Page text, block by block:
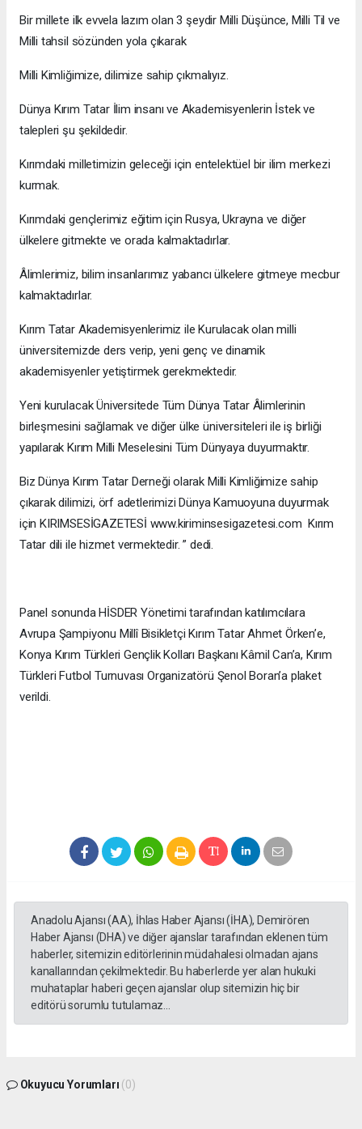
Bir millete ilk evvela lazım olan 3 şeydir Milli Düşünce, Milli Til ve
Milli tahsil sözünden yola çıkarak
Milli Kimliğimize, dilimize sahip çıkmalıyız.
Dünya Kırım Tatar İlim insanı ve Akademisyenlerin İstek ve
talepleri şu şekildedir.
Kırımdaki milletimizin geleceği için entelektüel bir ilim merkezi
kurmak.
Kırımdaki gençlerimiz eğitim için Rusya, Ukrayna ve diğer
ülkelere gitmekte ve orada kalmaktadırlar.
Âlimlerimiz, bilim insanlarımız yabancı ülkelere gitmeye mecbur
kalmaktadırlar.
Kırım Tatar Akademisyenlerimiz ile Kurulacak olan milli
üniversitemizde ders verip, yeni genç ve dinamik
akademisyenler yetiştirmek gerekmektedir.
Yeni kurulacak Üniversitede Tüm Dünya Tatar Âlimlerinin
birleşmesini sağlamak ve diğer ülke üniversiteleri ile iş birliği
yapılarak Kırım Milli Meselesini Tüm Dünyaya duyurmaktır.
Biz Dünya Kırım Tatar Derneği olarak Milli Kimliğimize sahip
çıkarak dilimizi, örf adetlerimizi Dünya Kamuoyuna duyurmak
için KIRIMSESİGAZETESİ www.kiriminsesigazetesi.com Kırım
Tatar dili ile hizmet vermektedir. ” dedi.
Panel sonunda HİSDER Yönetimi tarafından katılımcılara
Avrupa Şampiyonu Millî Bisikletçi Kırım Tatar Ahmet Örken’e,
Konya Kırım Türkleri Gençlik Kolları Başkanı Kâmil Can’a, Kırım
Türkleri Futbol Turnuvası Organizatörü Şenol Boran’a plaket
verildi.
Anadolu Ajansı (AA), İhlas Haber Ajansı (İHA), Demirören
Haber Ajansı (DHA) ve diğer ajanslar tarafından eklenen tüm
haberler, sitemizin editörlerinin müdahalesi olmadan ajans
kanallarından çekilmektedir. Bu haberlerde yer alan hukuki
muhataplar haberi geçen ajanslar olup sitemizin hiç bir
editörü sorumlu tutulamaz...
Okuyucu Yorumları (0)